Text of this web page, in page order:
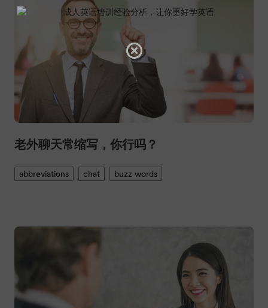
老外聊天常缩写，你行吗？
abbreviations chat buzz words